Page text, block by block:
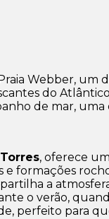
Webber, um
do
de mar,
Torres, oferece
formações
a
o verão,
perfeito para